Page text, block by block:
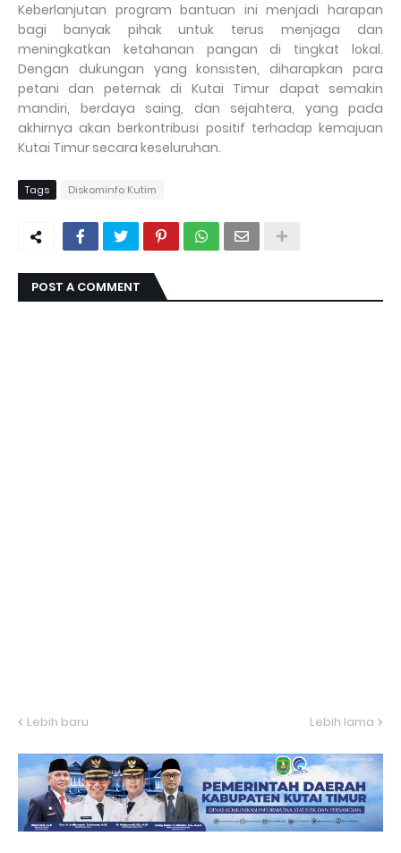
Keberlanjutan program bantuan ini menjadi harapan
bagi banyak pihak untuk terus menjaga dan
meningkatkan ketahanan pangan di tingkat lokal.
Dengan dukungan yang konsisten, diharapkan para
petani dan peternak di Kutai Timur dapat semakin
mandiri, berdaya saing, dan sejahtera, yang pada
akhirnya akan berkontribusi positif terhadap kemajuan
Kutai Timur secara keseluruhan.
Tags Diskominfo Kutim
POST A COMMENT
Lebih baru Lebih lama